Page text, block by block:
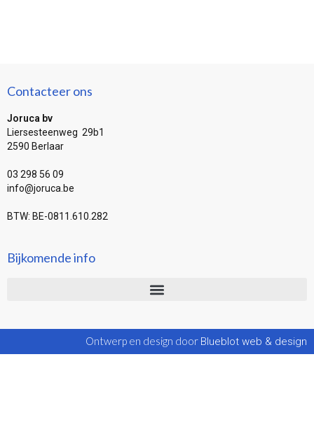
Contacteer ons
Joruca bv
Liersesteenweg 29b1
2590 Berlaar
03 298 56 09
info@joruca.be
BTW: BE-0811.610.282
Bijkomende info
Ontwerp en design door Blueblot web & design